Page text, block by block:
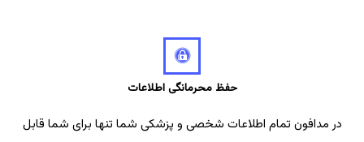
حفظ محرمانگی اطلاعات
در مدافون تمام اطلاعات شخصی و پزشکی شما تنها برای شما قابل